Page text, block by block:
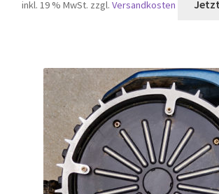
inkl. 19 % MwSt. zzgl. Versandkosten